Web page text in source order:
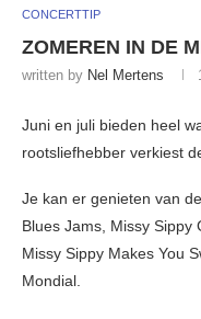
CONCERTTIP
ZOMEREN IN DE
written by Nel Mertens
Juni en juli bieden heel
rootsliefhebber verkiest
Je kan er genieten van
Blues Jams, Missy Sippy
Missy Sippy Makes You
Mondial.